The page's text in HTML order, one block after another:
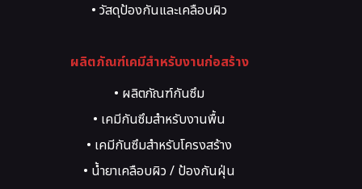
• วัสดุป้องกันและเคลือบผิว
• น้ำยาผสมคอนกรีต
• งานสีตกแต่งผิว
• ระบบพื้นอุตสาหกรรม
• อีพ็อกซี่ / พียู
• งานกระเบื้อง / ปูกระเบื้อง
ผลิตภัณฑ์เคมีสำหรับงานก่อสร้าง
• ผลิตภัณฑ์กันซึม
• เคมีกันซึมสำหรับงานพื้น
• เคมีกันซึมสำหรับโครงสร้าง
• น้ำยาเคลือบผิว / ป้องกันฝุ่น